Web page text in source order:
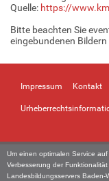
Um einen optimalen Service
Verbesserung der
Landesbildungsservers Baden-
Quelle: https://
Bitte beachten Sie
eingebundenen
Impressum Kontakt